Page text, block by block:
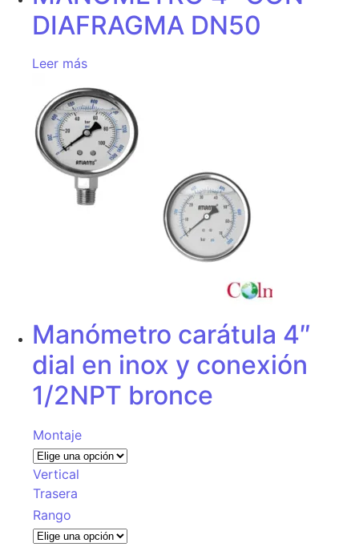
DIAFRAGMA DN50
Leer más
Manómetro carátula 4″
dial en inox y conexión
1/2NPT bronce
Montaje
Vertical
Trasera
Rango